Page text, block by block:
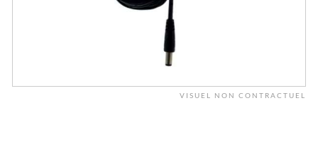
VISUEL NON CONTRACTUEL